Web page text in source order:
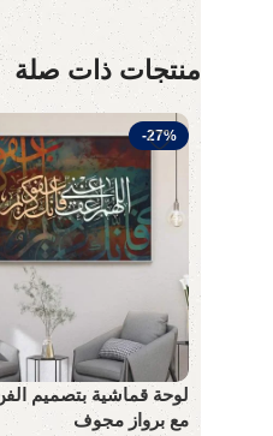
منتجات ذات صلة
-27%
لوحة قماشية بتصميم
مع برواز مجوف